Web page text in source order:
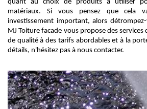
quant au choix de produits à utiliser
matériaux. Si vous pensez que cela
investissement important, alors
MJ Toiture facade vous propose des
de qualité à des tarifs abordables et à la
détails, n'hésitez pas à nous contacter.